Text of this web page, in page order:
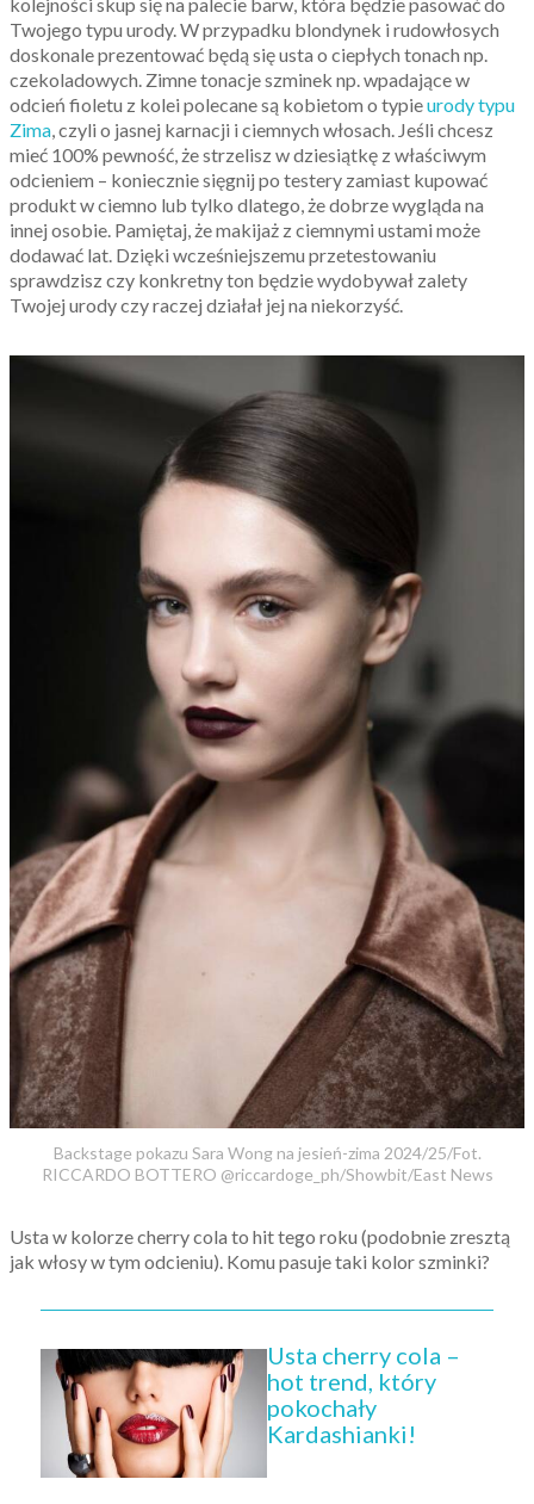
kolejności skup się na palecie barw, która będzie pasować do
Twojego typu urody. W przypadku blondynek i rudowłosych
doskonale prezentować będą się usta o ciepłych tonach np.
czekoladowych. Zimne tonacje szminek np. wpadające w
odcień fioletu z kolei polecane są kobietom o typieurody typu
Zima, czyli o jasnej karnacji i ciemnych włosach. Jeśli chcesz
mieć 100% pewność, że strzelisz w dziesiątkę z właściwym
odcieniem – koniecznie sięgnij po testery zamiast kupować
produkt w ciemno lub tylko dlatego, że dobrze wygląda na
innej osobie. Pamiętaj, że makijaż z ciemnymi ustami może
dodawać lat. Dzięki wcześniejszemu przetestowaniu
sprawdzisz czy konkretny ton będzie wydobywał zalety
Twojej urody czy raczej działał jej na niekorzyść.
Backstage pokazu Sara Wong na jesień-zima 2024/25/Fot.
RICCARDO BOTTERO @riccardoge_ph/Showbit/East News
Usta w kolorze cherry cola to hit tego roku (podobnie zresztą
jak włosy w tym odcieniu). Komu pasuje taki kolor szminki?
Usta cherry cola –
hot trend, który
pokochały
Kardashianki!